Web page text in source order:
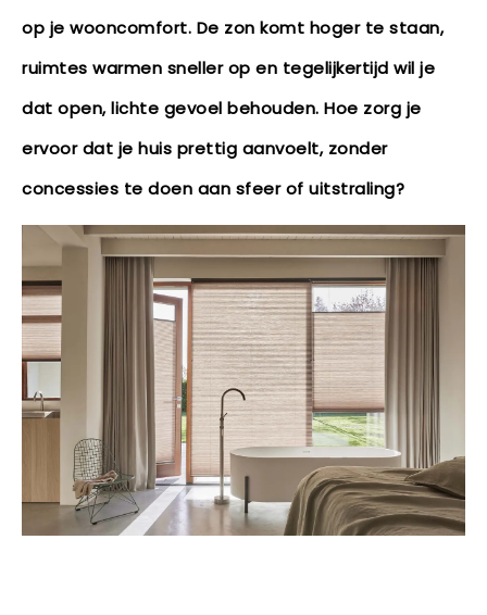
op je wooncomfort. De zon komt hoger te staan,
ruimtes warmen sneller op en tegelijkertijd wil je
dat open, lichte gevoel behouden. Hoe zorg je
ervoor dat je huis prettig aanvoelt, zonder
concessies te doen aan sfeer of uitstraling?